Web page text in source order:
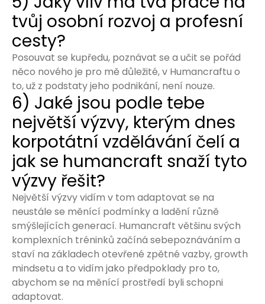
tvůj osobní rozvoj a profesní
cesty?
Posouvat se kupředu, poznávat se a učit se pořád
něco nového je pro mě důležité, v Humancraftu o
to, už z podstaty jeho podnikání, není nouze.
6) Jaké jsou podle tebe
největší výzvy, kterým dnes
korpotátní vzdělávání čelí a
jak se humancraft snaží tyto
výzvy řešit?
Největší výzvy vidím v tom adaptovat se na
neustále se měnící podmínky a ladění různě
smýšlejících generací. Humancraft většinu svých
komplexních tréninků začíná sebepoznáváním a
staví na základech otevřené zpětné vazby, growth
mindsetu a to vidím jako předpoklady pro to,
abychom se na měnící prostředí byli schopni
adaptovat.